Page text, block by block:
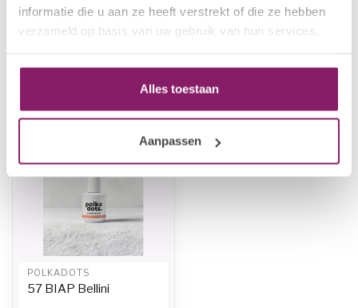
informatie die u aan ze heeft verstrekt of die ze hebben
verzameld op basis van uw gebruik van hun services.
Alles toestaan
Aanpassen
In stock
Recently viewed
POLKADOTS
57 BIAP Bellini